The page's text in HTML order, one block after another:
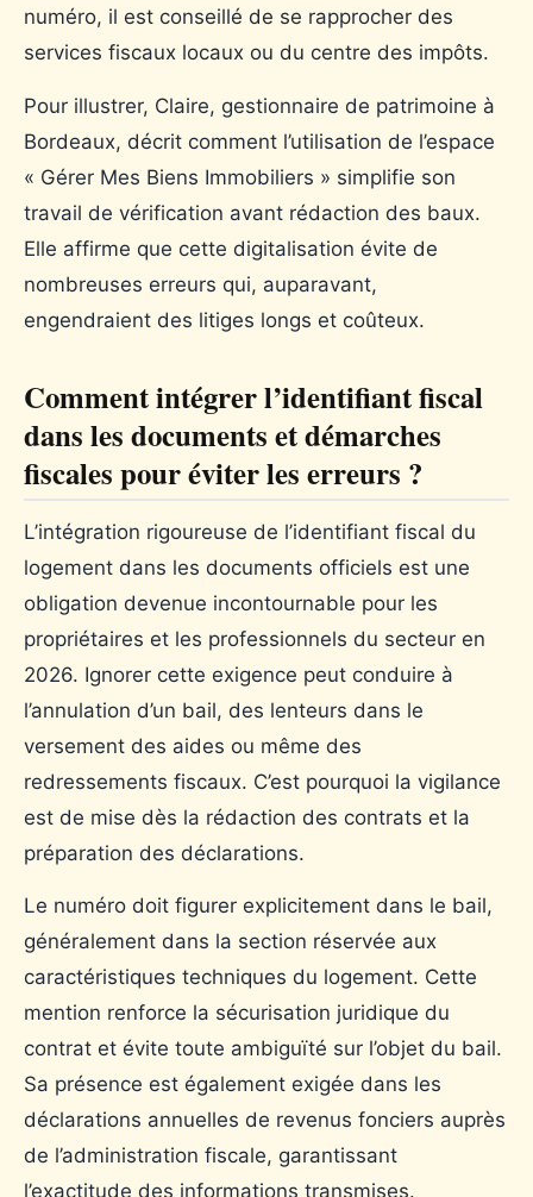
numéro, il est conseillé de se rapprocher des
services fiscaux locaux ou du centre des impôts.
Pour illustrer, Claire, gestionnaire de patrimoine à
Bordeaux, décrit comment l’utilisation de l’espace
« Gérer Mes Biens Immobiliers » simplifie son
travail de vérification avant rédaction des baux.
Elle affirme que cette digitalisation évite de
nombreuses erreurs qui, auparavant,
engendraient des litiges longs et coûteux.
Comment intégrer l’identifiant fiscal
dans les documents et démarches
fiscales pour éviter les erreurs ?
L’intégration rigoureuse de l’identifiant fiscal du
logement dans les documents officiels est une
obligation devenue incontournable pour les
propriétaires et les professionnels du secteur en
2026. Ignorer cette exigence peut conduire à
l’annulation d’un bail, des lenteurs dans le
versement des aides ou même des
redressements fiscaux. C’est pourquoi la vigilance
est de mise dès la rédaction des contrats et la
préparation des déclarations.
Le numéro doit figurer explicitement dans le bail,
généralement dans la section réservée aux
caractéristiques techniques du logement. Cette
mention renforce la sécurisation juridique du
contrat et évite toute ambiguïté sur l’objet du bail.
Sa présence est également exigée dans les
déclarations annuelles de revenus fonciers auprès
de l’administration fiscale, garantissant
l’exactitude des informations transmises.